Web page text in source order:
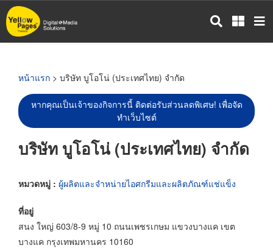
ข้าม
ไป
หน้าแรก > บริษัท บูโอโน่ (ประเทศไทย) จำกัด
หากคุณเป็นเจ้าของกิจการนี้ ติดต่อรับส่วนลดพิเศษ! เพื่อจัด
ทำเว็บไซต์
บริษัท บูโอโน่ (ประเทศไทย) จำกัด
หมวดหมู่ : ผู้ผลิตและจำหน่ายไอศกรีมและผลิตภัณฑ์แช่แข็ง
ที่อยู่
สนง ใหญ่ 603/8-9 หมู่ 10 ถนนเพชรเกษม แขวงบางแค เขต
บางแค กรุงเทพมหานคร 10160